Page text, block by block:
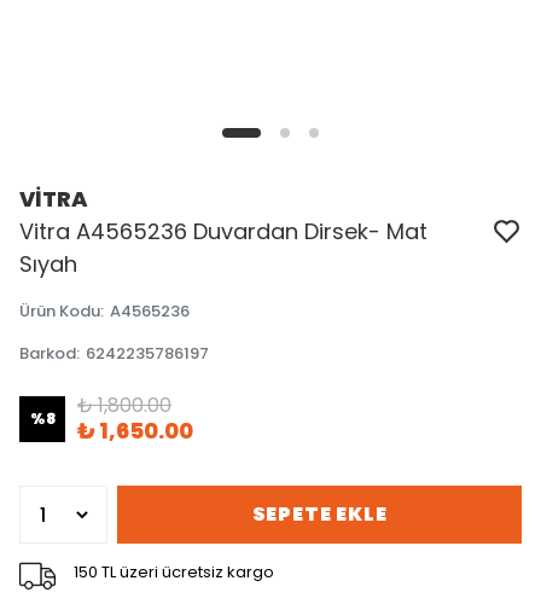
VİTRA
Vitra A4565236 Duvardan Dirsek- Mat
Sıyah
Ürün Kodu: A4565236
Barkod: 6242235786197
%8 ₺ 1,800.00
₺ 1,650.00
SEPETE EKLE
150 TL üzeri ücretsiz kargo